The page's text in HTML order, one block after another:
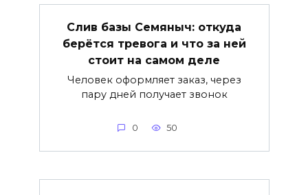
Слив базы Семяныч: откуда
берётся тревога и что за ней
стоит на самом деле
Человек оформляет заказ, через
пару дней получает звонок
0 50